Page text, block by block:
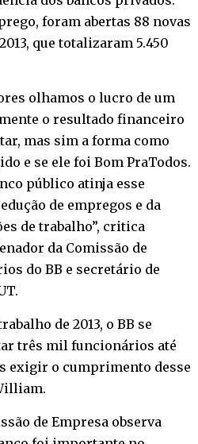
foram abertas 88 novas
que totalizaram 5.450
olhamos o lucro de um
o resultado financeiro
mas sim a forma como
e se ele foi Bom PraTodos.
público atinja esse
de empregos e da
de trabalho”, critica
da Comissão de
do BB e secretário de
de 2013, o BB se
três mil funcionários até
exigir o cumprimento desse
de Empresa observa